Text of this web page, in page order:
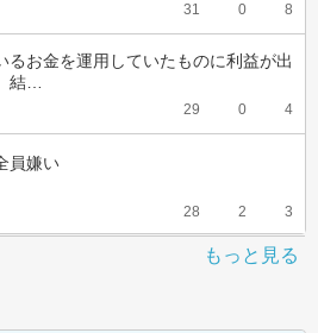
31 0 8
るお金を運用していたものに利益が出
結…
29 0 4
員嫌い
28 2 3
もっと見る